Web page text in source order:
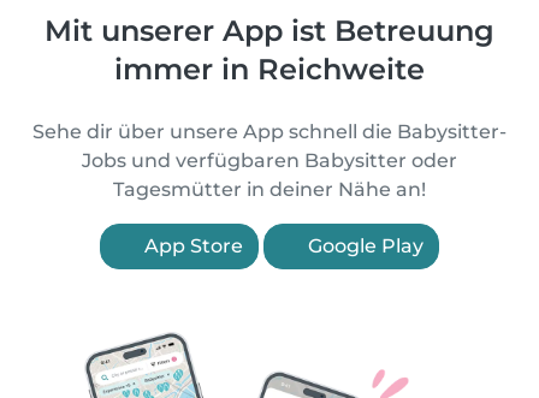
Mit unserer App ist Betreuung
immer in Reichweite
Sehe dir über unsere App schnell die Babysitter-
Jobs und verfügbaren Babysitter oder
Tagesmütter in deiner Nähe an!
App Store Google Play